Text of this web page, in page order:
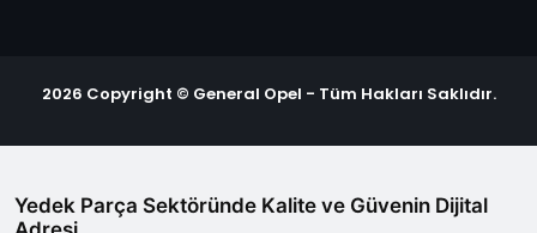
2026 Copyright © General Opel - Tüm Hakları Saklıdır.
Yedek Parça Sektöründe Kalite ve Güvenin Dijital